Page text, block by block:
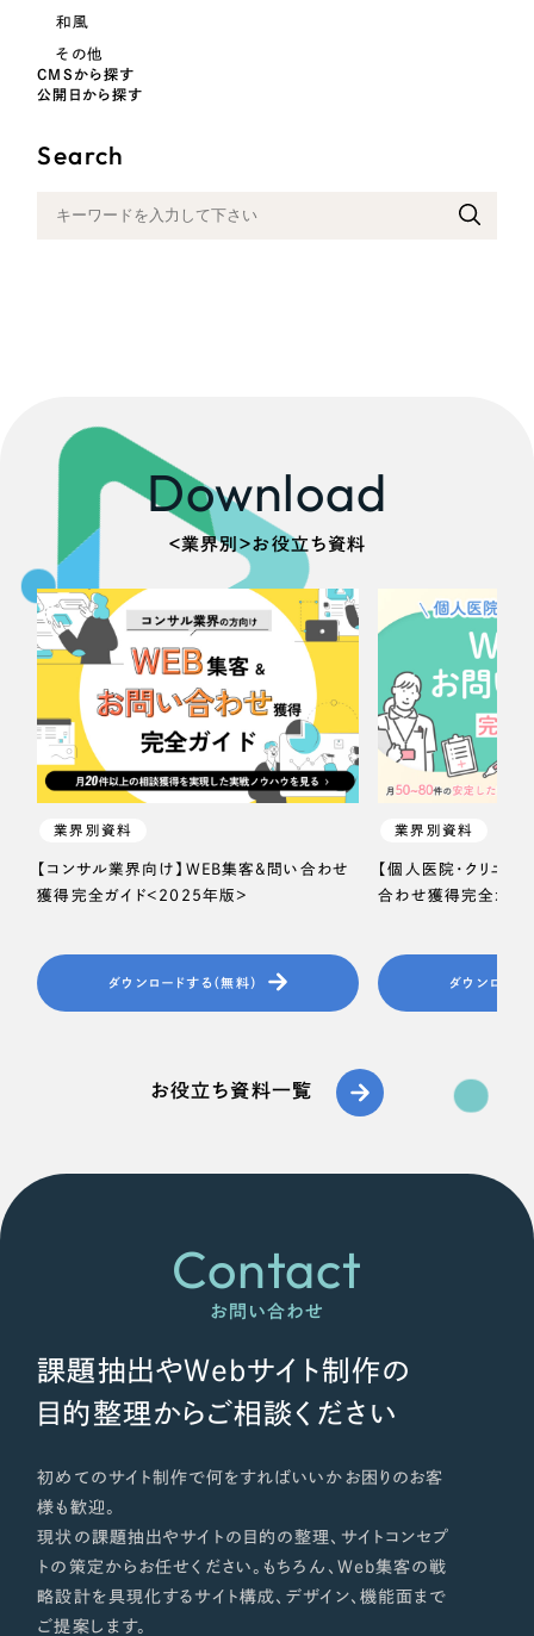
和風
その他
CMSから探す
公開日から探す
Search
Download
＜業界別＞お役立ち資料
業界別資料
【コンサル業界向け】WEB集客＆問い合わせ
獲得完全ガイド＜2025年版＞
ダウンロードする（無料）
業界別資料
【個人医院・クリニッ
合わせ獲得完全ガイ
ダウンロード
お役立ち資料一覧
Contact
お問い合わせ
課題抽出やWebサイト制作の
目的整理からご相談ください
初めてのサイト制作で何をすればいいかお困りのお客
様も歓迎。
現状の課題抽出やサイトの目的の整理、サイトコンセプ
トの策定からお任せください。もちろん、Web集客の戦
略設計を具現化するサイト構成、デザイン、機能面まで
ご提案します。